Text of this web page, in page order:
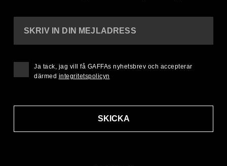
SKRIV IN DIN MEJLADRESS
SKICKA
Ja tack, jag vill få GAFFAs nyhetsbrev och accepterar
därmed integritetspolicyn